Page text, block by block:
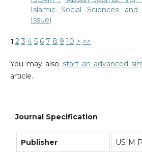
Islamic Social Sciences and
Issue)
1 2 3 4 5 6 7 8 9 10 > >>
You may also start an advanced
article.
Journal Specification
Publisher USIM